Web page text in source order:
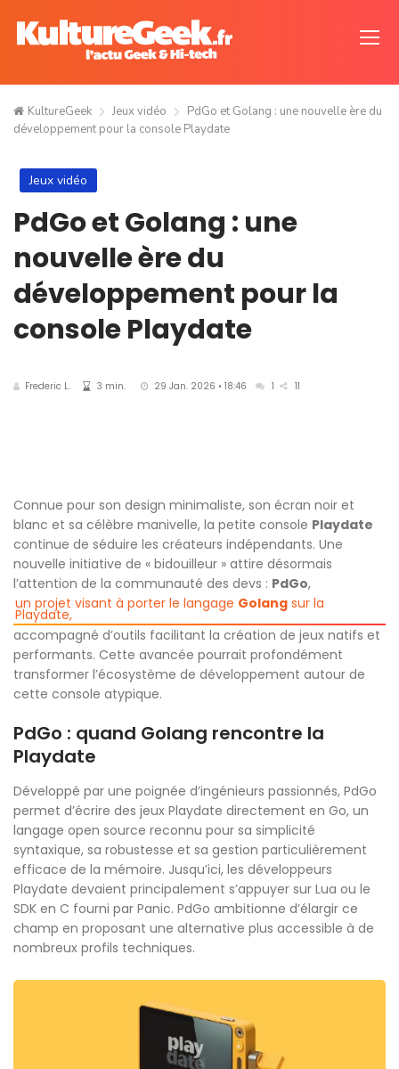
KultureGeek Jeux vidéo
PdGo et Golang : une nouvelle ère du
développement pour la console Playdate
Jeux vidéo
PdGo et Golang : une
nouvelle ère du
développement pour la
console Playdate
Frederic L. 3 min. 29 Jan. 2026 • 18:46 1 11
Connue pour son design minimaliste, son écran noir et
blanc et sa célèbre manivelle, la petite console Playdate
continue de séduire les créateurs indépendants. Une
nouvelle initiative de « bidouilleur » attire désormais
l’attention de la communauté des devs : PdGo,
un projet visant à porter le langage Golang sur la
Playdate,
accompagné d’outils facilitant la création de jeux natifs et
performants. Cette avancée pourrait profondément
transformer l’écosystème de développement autour de
cette console atypique.
PdGo : quand Golang rencontre la
Playdate
Développé par une poignée d’ingénieurs passionnés, PdGo
permet d’écrire des jeux Playdate directement en Go, un
langage open source reconnu pour sa simplicité
syntaxique, sa robustesse et sa gestion particulièrement
efficace de la mémoire. Jusqu’ici, les développeurs
Playdate devaient principalement s’appuyer sur Lua ou le
SDK en C fourni par Panic. PdGo ambitionne d’élargir ce
champ en proposant une alternative plus accessible à de
nombreux profils techniques.